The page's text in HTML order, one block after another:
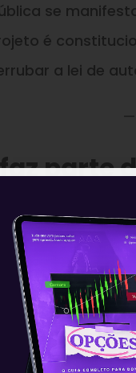
se
é
a lei de
—
parte
Com